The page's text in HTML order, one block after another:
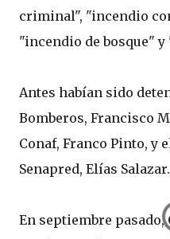
criminal", "incendio
"incendio de bosque"
Antes habían sido
Bomberos, Francisco
Conaf, Franco Pinto, y
Senapred, Elías Salazar.
En septiembre